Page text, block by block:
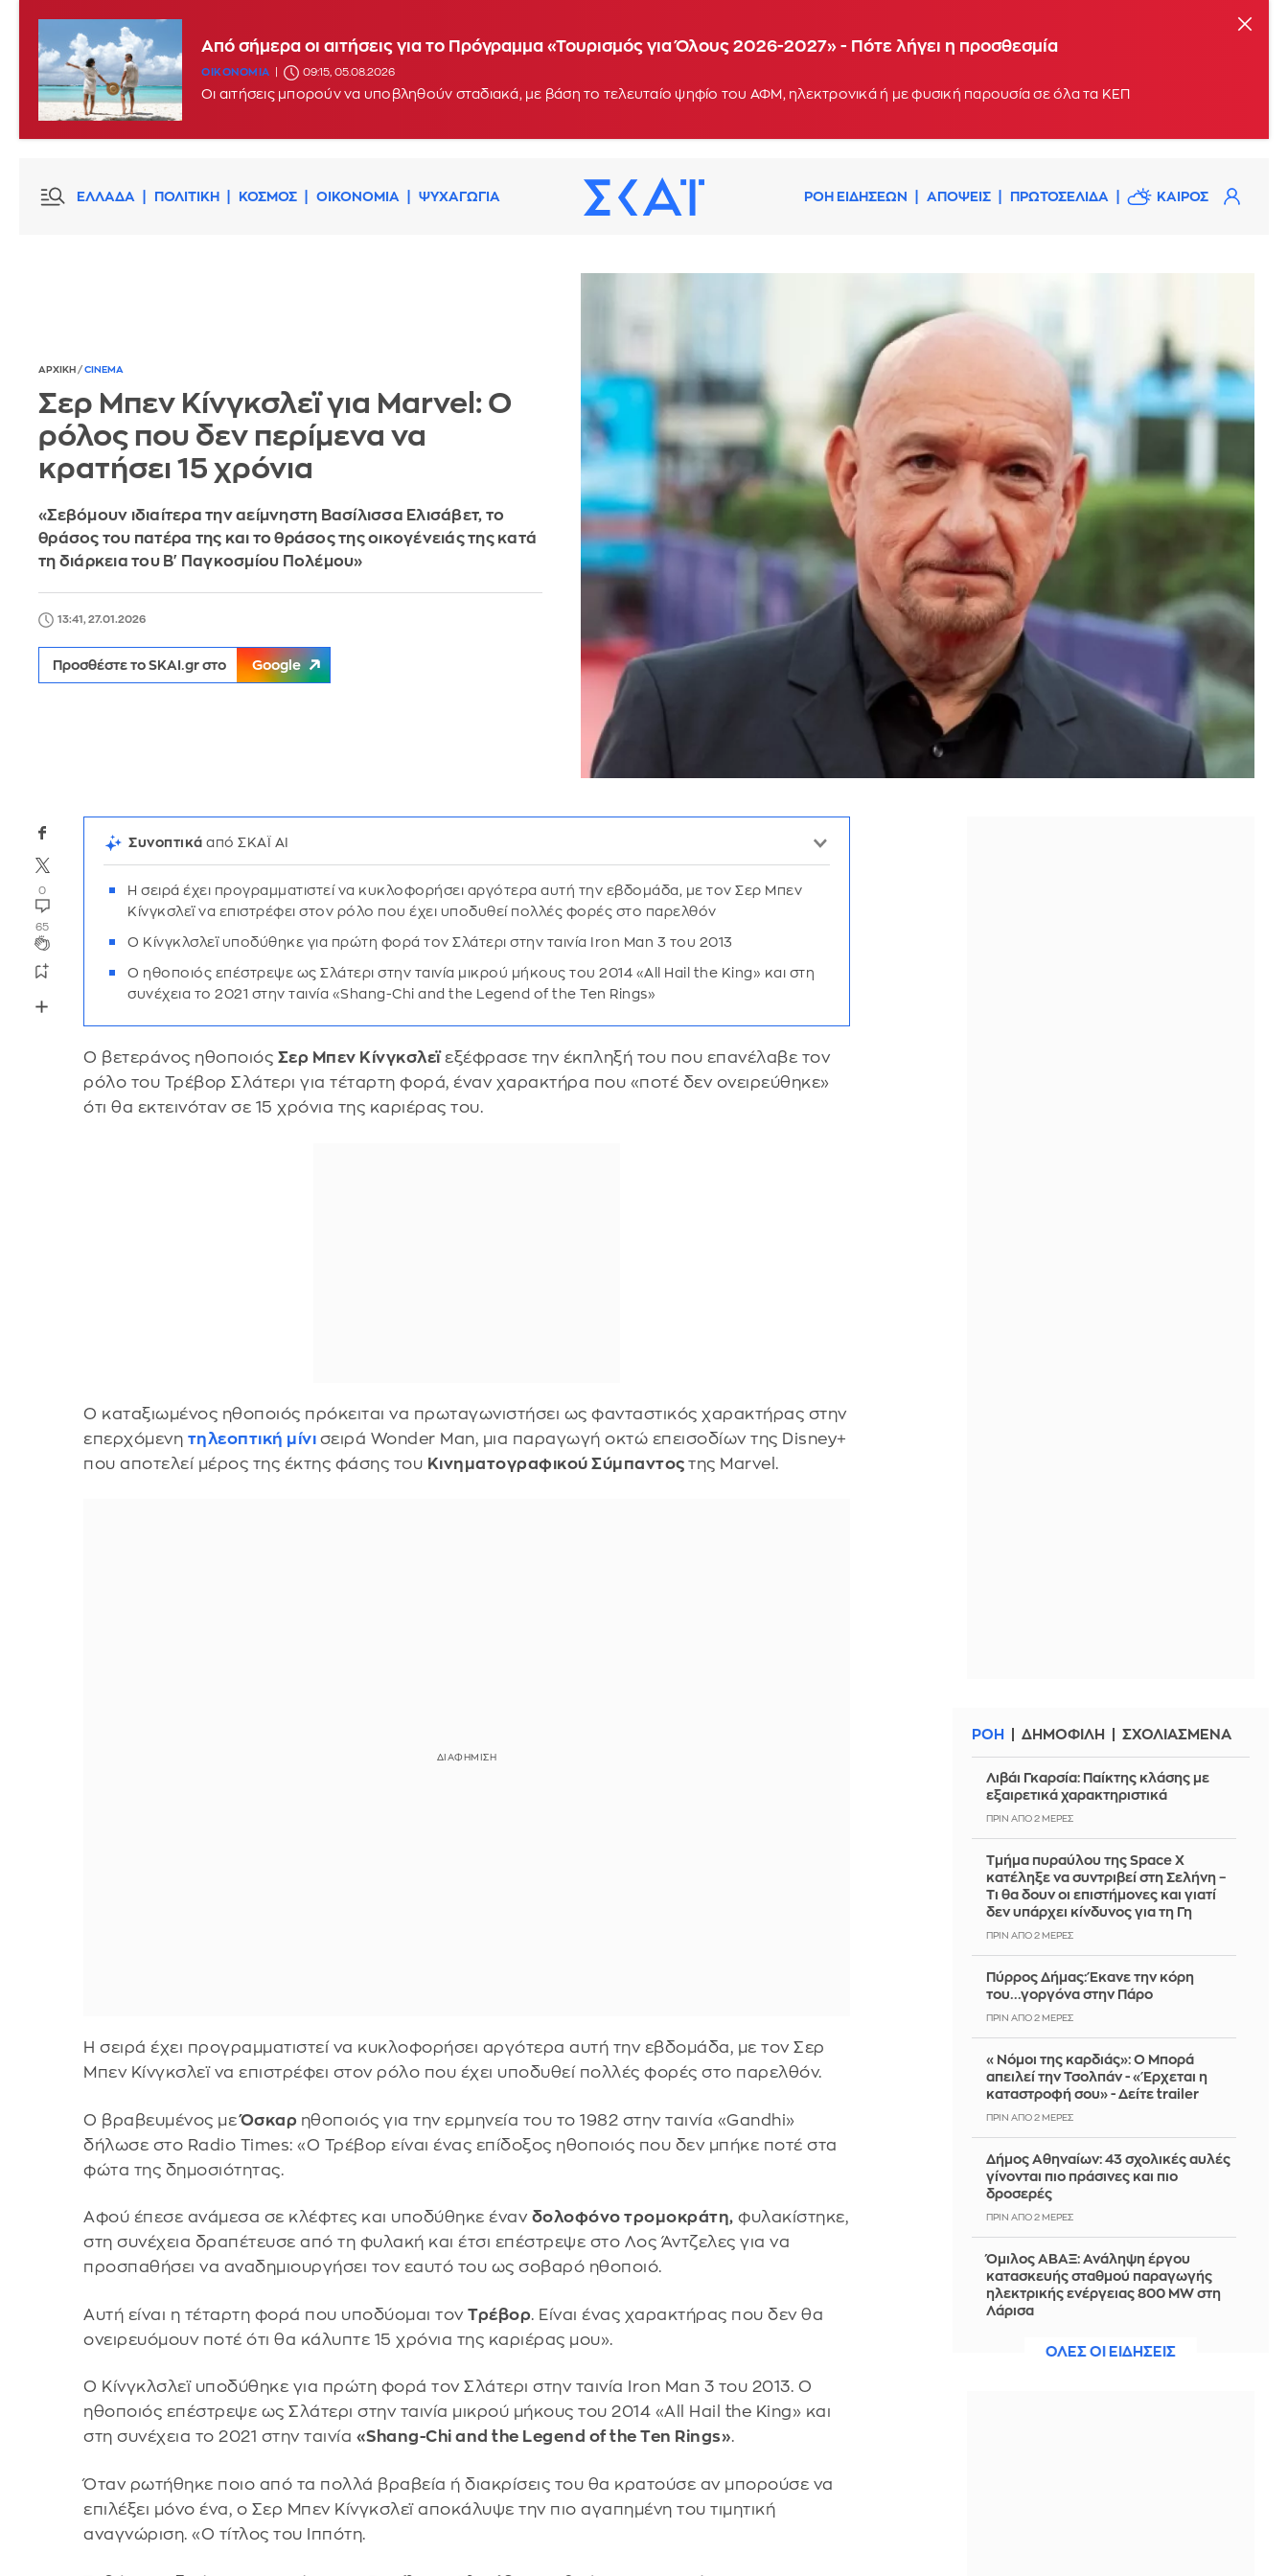
Από σήμερα οι αιτήσεις για το Πρόγραμμα «Τουρισμός για Όλους 2026-2027» - Πότε λήγει η προσθεσμία
ΟΙΚΟΝΟΜΙΑ 09:15, 05.08.2026
ΕΛΛΑΔΑ ΠΟΛΙΤΙΚΗ ΚΟΣΜΟΣ ΟΙΚΟΝΟΜΙΑ ΨΥΧΑΓΩΓΙΑ ΡΟΗ ΕΙΔΗΣΕΩΝ ΑΠΟΨΕΙΣ ΠΡΩΤΟΣΕΛΙΔΑ ΚΑΙΡΟΣ
ΑΡΧΙΚΗ / CINEMA
Σερ Μπεν Κίνγκσλεϊ για Marvel: Ο
ρόλος που δεν περίμενα να
κρατήσει 15 χρόνια
«Σεβόμουν ιδιαίτερα την αείμνηστη Βασίλισσα Ελισάβετ, το
θράσος του πατέρα της και το θράσος της οικογένειάς της κατά
τη διάρκεια του B' Παγκοσμίου Πολέμου»
13:41, 27.01.2026
Προσθέστε το SKAI.gr στο Google
0
65
Συνοπτικάαπό ΣΚΑΪ AI
Η σειρά έχει προγραμματιστεί να κυκλοφορήσει αργότερα αυτή την εβδομάδα, με τον Σερ Μπεν
Κίνγκσλεϊ να επιστρέφει στον ρόλο που έχει υποδυθεί πολλές φορές στο παρελθόν
Ο Κίνγκλσλεϊ υποδύθηκε για πρώτη φορά τον Σλάτερι στην ταινία Iron Man 3 του 2013
Ο ηθοποιός επέστρεψε ως Σλάτερι στην ταινία μικρού μήκους του 2014 «All Hail the King» και στη
συνέχεια το 2021 στην ταινία «Shang-Chi and the Legend of the Ten Rings»
Ο βετεράνος ηθοποιός Σερ Μπεν Κίνγκσλεϊεξέφρασε την έκπληξή του που επανέλαβε τον
ρόλο του Τρέβορ Σλάτερι για τέταρτη φορά, έναν χαρακτήρα που «ποτέ δεν ονειρεύθηκε»
ότι θα εκτεινόταν σε 15 χρόνια της καριέρας του.
Ο καταξιωμένος ηθοποιός πρόκειται να πρωταγωνιστήσει ως φανταστικός χαρακτήρας στην
επερχόμενη τηλεοπτική μίνι σειρά Wonder Man, μια παραγωγή οκτώ επεισοδίων της Disney+
που αποτελεί μέρος της έκτης φάσης του Κινηματογραφικού Σύμπαντοςτης Marvel.
Η σειρά έχει προγραμματιστεί να κυκλοφορήσει αργότερα αυτή την εβδομάδα, με τον Σερ
Μπεν Κίνγκσλεϊ να επιστρέφει στον ρόλο που έχει υποδυθεί πολλές φορές στο παρελθόν.
Ο βραβευμένος μεΌσκαρ ηθοποιός για την ερμηνεία του το 1982 στην ταινία «Gandhi»
δήλωσε στο Radio Times: «Ο Τρέβορ είναι ένας επίδοξος ηθοποιός που δεν μπήκε ποτέ στα
φώτα της δημοσιότητας.
Αφού έπεσε ανάμεσα σε κλέφτες και υποδύθηκε έναν δολοφόνο τρομοκράτη, φυλακίστηκε,
στη συνέχεια δραπέτευσε από τη φυλακή και έτσι επέστρεψε στο Λος Άντζελες για να
προσπαθήσει να αναδημιουργήσει τον εαυτό του ως σοβαρό ηθοποιό.
Αυτή είναι η τέταρτη φορά που υποδύομαι τονΤρέβορ. Είναι ένας χαρακτήρας που δεν θα
ονειρευόμουν ποτέ ότι θα κάλυπτε 15 χρόνια της καριέρας μου».
Ο Κίνγκλσλεϊ υποδύθηκε για πρώτη φορά τον Σλάτερι στην ταινία Iron Man 3 του 2013. Ο
ηθοποιός επέστρεψε ως Σλάτερι στην ταινία μικρού μήκους του 2014 «All Hail the King» και
στη συνέχεια το 2021 στην ταινία «Shang-Chi and the Legend of the Ten Rings».
Όταν ρωτήθηκε ποιο από τα πολλά βραβεία ή διακρίσεις του θα κρατούσε αν μπορούσε να
επιλέξει μόνο ένα, ο Σερ Μπεν Κίνγκσλεϊ αποκάλυψε την πιο αγαπημένη του τιμητική
αναγνώριση. «Ο τίτλος του Iππότη.
ΡΟΗ ΔΗΜΟΦΙΛΗ ΣΧΟΛΙΑΣΜΕΝΑ
Λιβάι Γκαρσία: Παίκτης κλάσης με
εξαιρετικά χαρακτηριστικά
ΠΡΙΝ ΑΠΌ 2 ΜΈΡΕΣ
Τμήμα πυραύλου της Space X
κατέληξε να συντριβεί στη Σελήνη –
Τι θα δουν οι επιστήμονες και γιατί
δεν υπάρχει κίνδυνος για τη Γη
ΠΡΙΝ ΑΠΌ 2 ΜΈΡΕΣ
Πύρρος Δήμας: Έκανε την κόρη
του...γοργόνα στην Πάρο
ΠΡΙΝ ΑΠΌ 2 ΜΈΡΕΣ
«Νόμοι της καρδιάς»: Ο Μπορά
απειλεί την Τσολπάν - «Έρχεται η
καταστροφή σου» - Δείτε trailer
ΠΡΙΝ ΑΠΌ 2 ΜΈΡΕΣ
Δήμος Αθηναίων: 43 σχολικές αυλές
γίνονται πιο πράσινες και πιο
δροσερές
ΠΡΙΝ ΑΠΌ 2 ΜΈΡΕΣ
Όμιλος ΑΒΑΞ: Ανάληψη έργου
κατασκευής σταθμού παραγωγής
ηλεκτρικής ενέργειας 800 ΜW στη
Λάρισα
ΟΛΕΣ ΟΙ ΕΙΔΗΣΕΙΣ